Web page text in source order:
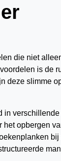
die niet
is de
deze slimme
opbergen